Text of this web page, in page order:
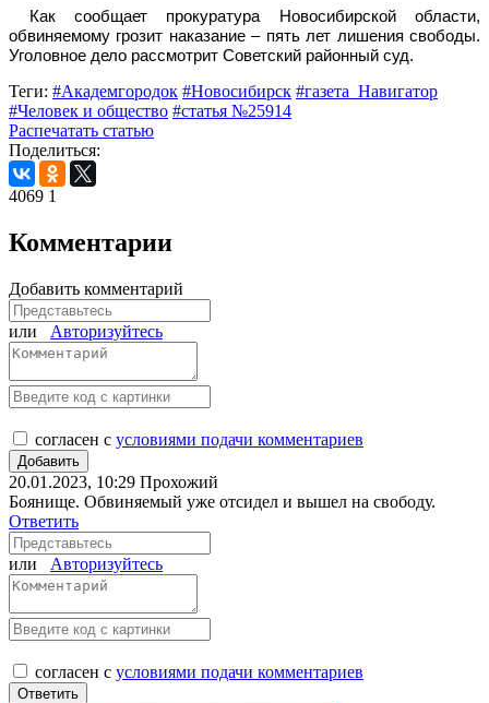
Как сообщает прокуратура Новосибирской области,
обвиняемому грозит наказание – пять лет лишения свободы.
Уголовное дело рассмотрит Советский районный суд.
Теги: #Академгородок #Новосибирск #газета_Навигатор
#Человек и общество #статья №25914
Распечатать статью
Поделиться:
4069 1
Комментарии
Добавить комментарий
или Авторизуйтесь
согласен с условиями подачи комментариев
20.01.2023, 10:29 Прохожий
Боянище. Обвиняемый уже отсидел и вышел на свободу.
Ответить
или Авторизуйтесь
согласен с условиями подачи комментариев